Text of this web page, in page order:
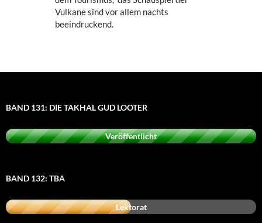
Vulkane sind vor allem nachts
beeindruckend.
BAND 131: DIE TAKHAL GUD LOOTER
Veröffentlicht
BAND 132: TBA
Lektorat